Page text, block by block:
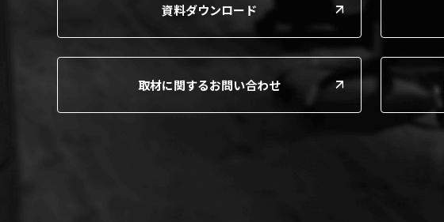
資料ダウンロード
取材に関するお問い合わせ